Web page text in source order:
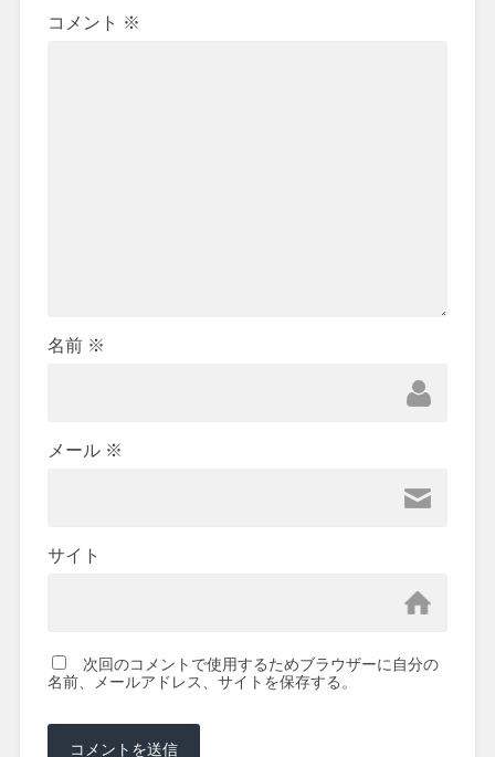
コメント ※
名前 ※
メール ※
サイト
次回のコメントで使用するためブラウザーに自分の
名前、メールアドレス、サイトを保存する。